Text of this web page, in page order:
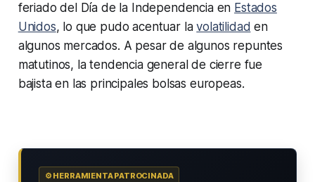
feriado del Día de la Independencia en Estados
Unidos, lo que pudo acentuar lavolatilidad en
algunos mercados. A pesar de algunos repuntes
matutinos, la tendencia general de cierre fue
bajista en las principales bolsas europeas.
⚙️ HERRAMIENTA PATROCINADA